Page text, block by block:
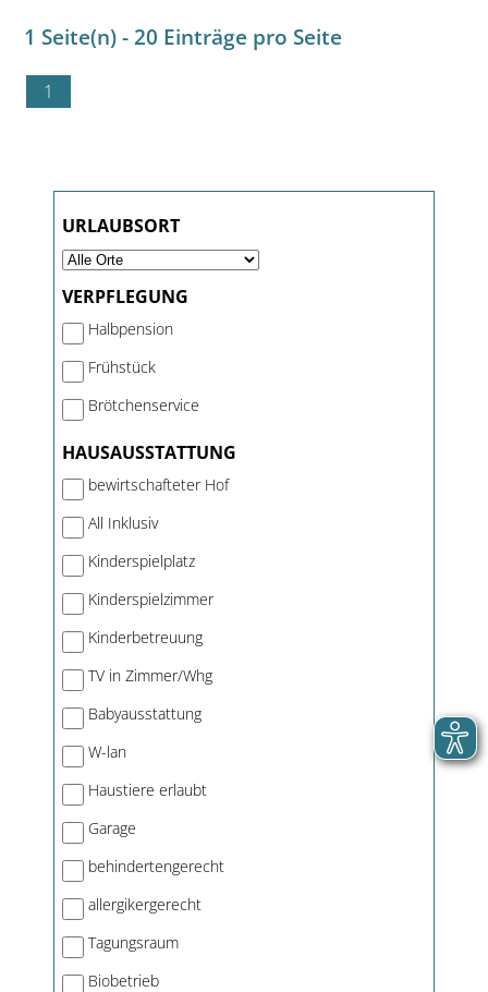
1 Seite(n) - 20 Einträge pro Seite
1
URLAUBSORT
VERPFLEGUNG
Halbpension
Frühstück
Brötchenservice
HAUSAUSSTATTUNG
bewirtschafteter Hof
All Inklusiv
Kinderspielplatz
Kinderspielzimmer
Kinderbetreuung
TV in Zimmer/Whg
Babyausstattung
W-lan
Haustiere erlaubt
Garage
behindertengerecht
allergikergerecht
Tagungsraum
Biobetrieb